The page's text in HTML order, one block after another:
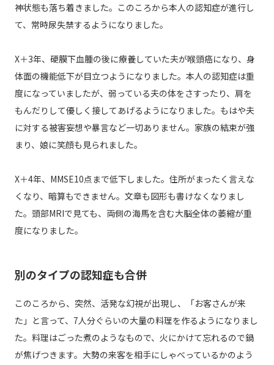
神状態も落ち着きました。このころから本人の認知症が進行し
て、常時尿失禁するようになりました。
X＋3年、硬膜下血腫の後に療養していた夫が喉頭癌になり、身
体面の機能低下が目立つようになりました。本人の認知症は重
度になっていましたが、弱っている夫の体をさすったり、肩を
もんだりして優しく接してあげるようになりました。もはや夫
に対する被害妄想や暴言など一切ありません。家族の結束が強
まり、娘に笑顔も見られました。
X＋4年、MMSE10点まで低下しました。住所がまったく言えな
くなり、暗算もできません。文章も図形も書けなくなりまし
た。頭部MRIで見ても、両側の海馬を含む大脳全体の萎縮が重
度になりました。
別のタイプの認知症も合併
このころから、突然、活発な幻視が出現し、「お客さんが来
た」と言って、7人分ぐらいの大量の料理を作るようになりまし
た。料理はごった煮のようなもので、火にかけて忘れるので鍋
が焦げつきます。大勢の来客を相手にしゃべっているかのよう